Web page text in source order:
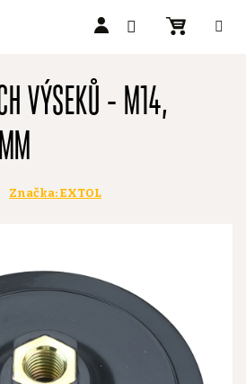
VÝSEKŮ - M14,
Značka: EXTOL